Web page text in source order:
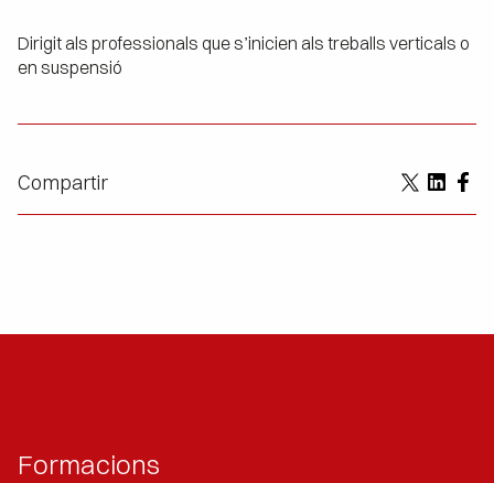
Dirigit als professionals que s’inicien als treballs verticals o
en suspensió
Compartir
Formacions